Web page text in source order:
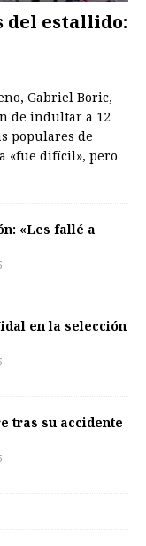
del estallido:
Gabriel Boric,
de indultar a 12
populares de
«fue difícil», pero
«Les fallé a
en la selección
tras su accidente